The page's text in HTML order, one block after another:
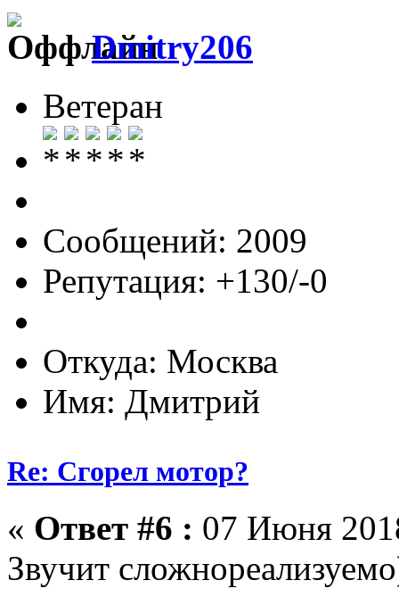
Dmitry206
Ветеран
Сообщений: 2009
Репутация: +130/-0
Откуда: Москва
Имя: Дмитрий
Re: Сгорел мотор?
« Ответ #6 : 07 Июня
Звучит